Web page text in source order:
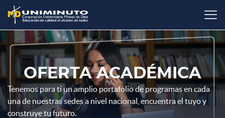
Pasar
contenido
principal
OFERTA ACADÉMICA
Tenemos para ti un amplio portafolio de programas en cada
una de nuestras sedes a nivel nacional, encuentra el tuyo y
construye tu futuro.